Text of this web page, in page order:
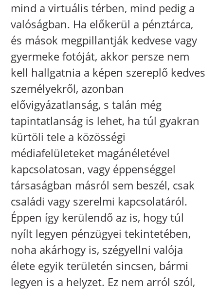
mind a virtuális térben, mind pedig a
valóságban. Ha előkerül a pénztárca,
és mások megpillantják kedvese vagy
gyermeke fotóját, akkor persze nem
kell hallgatnia a képen szereplő kedves
személyekről, azonban
elővigyázatlanság, s talán még
tapintatlanság is lehet, ha túl gyakran
kürtöli tele a közösségi
médiafelületeket magánéletével
kapcsolatosan, vagy éppenséggel
társaságban másról sem beszél, csak
családi vagy szerelmi kapcsolatáról.
Éppen így kerülendő az is, hogy túl
nyílt legyen pénzügyei tekintetében,
noha akárhogy is, szégyellni valója
élete egyik területén sincsen, bármi
legyen is a helyzet. Ez nem arról szól,